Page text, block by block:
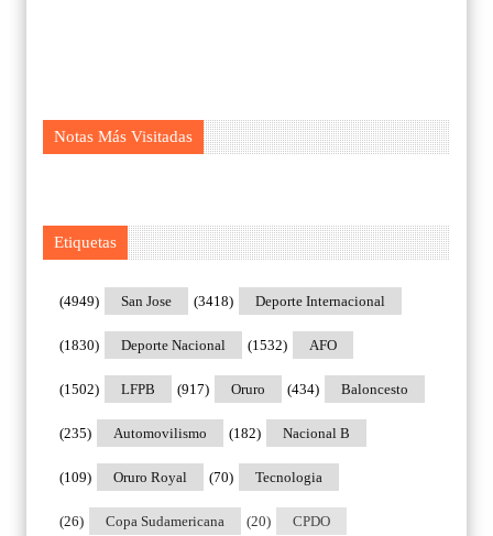
Notas Más Visitadas
Etiquetas
San Jose
(4949) Deporte Internacional
(3418)
Deporte Nacional
(1830) AFO
(1532)
LFPB
(1502) Oruro
(917) Baloncesto
(434)
Automovilismo
(235) Nacional B
(182)
Oruro Royal
(109) Tecnologia
(70)
Copa Sudamericana
(26) CPDO
(20)